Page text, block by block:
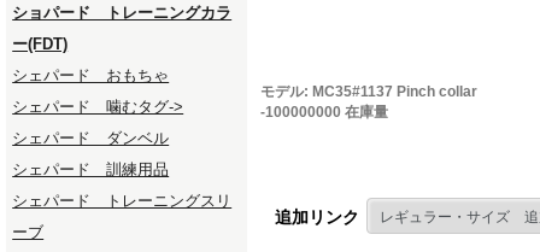
ショパード トレーニングカラ
ー(FDT)
シェパード おもちゃ
シェパード 噛むタグ->
シェパード ダンベル
シェパード 訓練用品
シェパード トレーニングスリ
ーブ
モデル: MC35#1137 Pinch collar
-100000000 在庫量
追加リンク